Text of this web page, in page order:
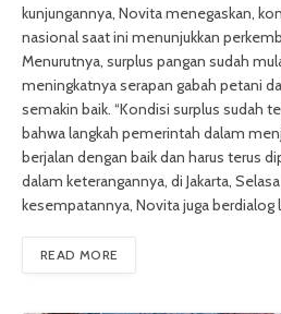
kunjungannya, Novita menegaskan,
nasional saat ini menunjukkan
Menurutnya, surplus pangan sudah
meningkatnya serapan gabah petani
semakin baik. “Kondisi surplus sudah
bahwa langkah pemerintah dalam
berjalan dengan baik dan harus terus
dalam keterangannya, di Jakarta,
kesempatannya, Novita juga berdialog
READ MORE